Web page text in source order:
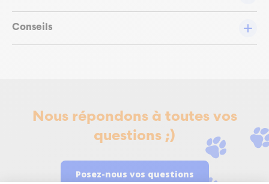
Conseils
Nous répondons à toutes vos
questions ;)
Posez-nous vos questions